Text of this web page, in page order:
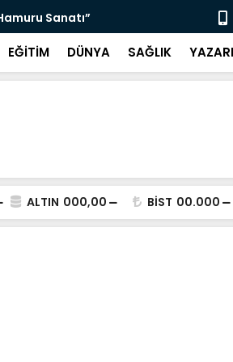
Sanatı” “3 Bin
EĞİTİM DÜNYA SAĞLIK
ALTIN 000,00 BİST 00.000